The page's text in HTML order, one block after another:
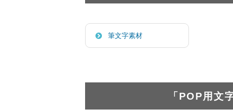
筆文字素材
「POP用文